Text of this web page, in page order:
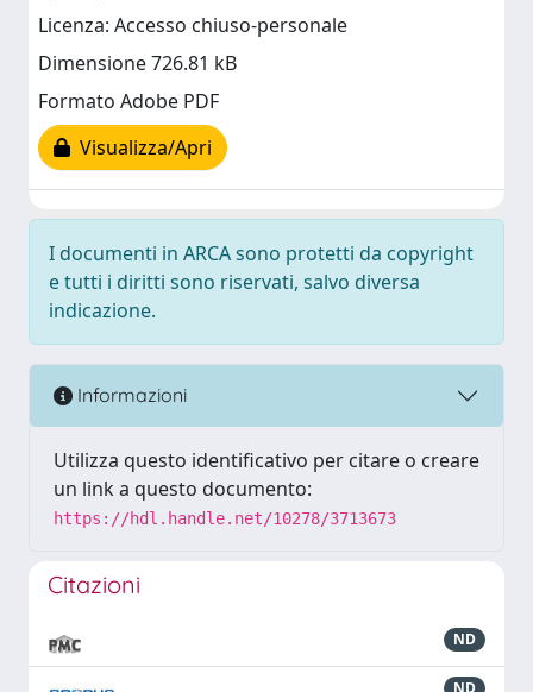
Licenza: Accesso chiuso-personale
Dimensione 726.81 kB
Formato Adobe PDF
Visualizza/Apri
I documenti in ARCA sono protetti da copyright
e tutti i diritti sono riservati, salvo diversa
indicazione.
Informazioni
Utilizza questo identificativo per citare o creare
un link a questo documento:
https://hdl.handle.net/10278/3713673
Citazioni
ND